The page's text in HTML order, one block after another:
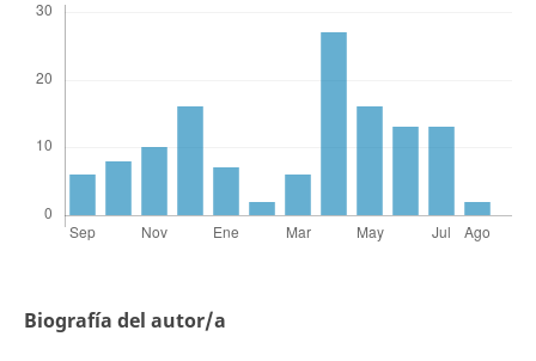
Biografía del autor/a